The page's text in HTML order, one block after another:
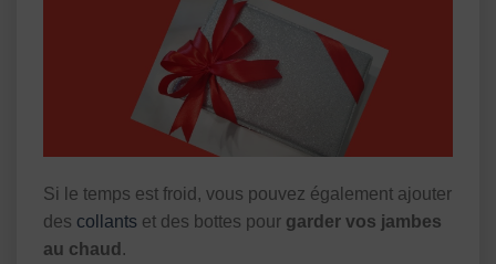
Si le temps est froid, vous pouvez également ajouter
des collants et des bottes pour garder vos jambes
au chaud .